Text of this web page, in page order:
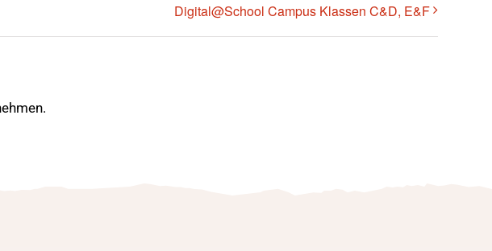
Digital@School Campus Klassen C&D, E&F